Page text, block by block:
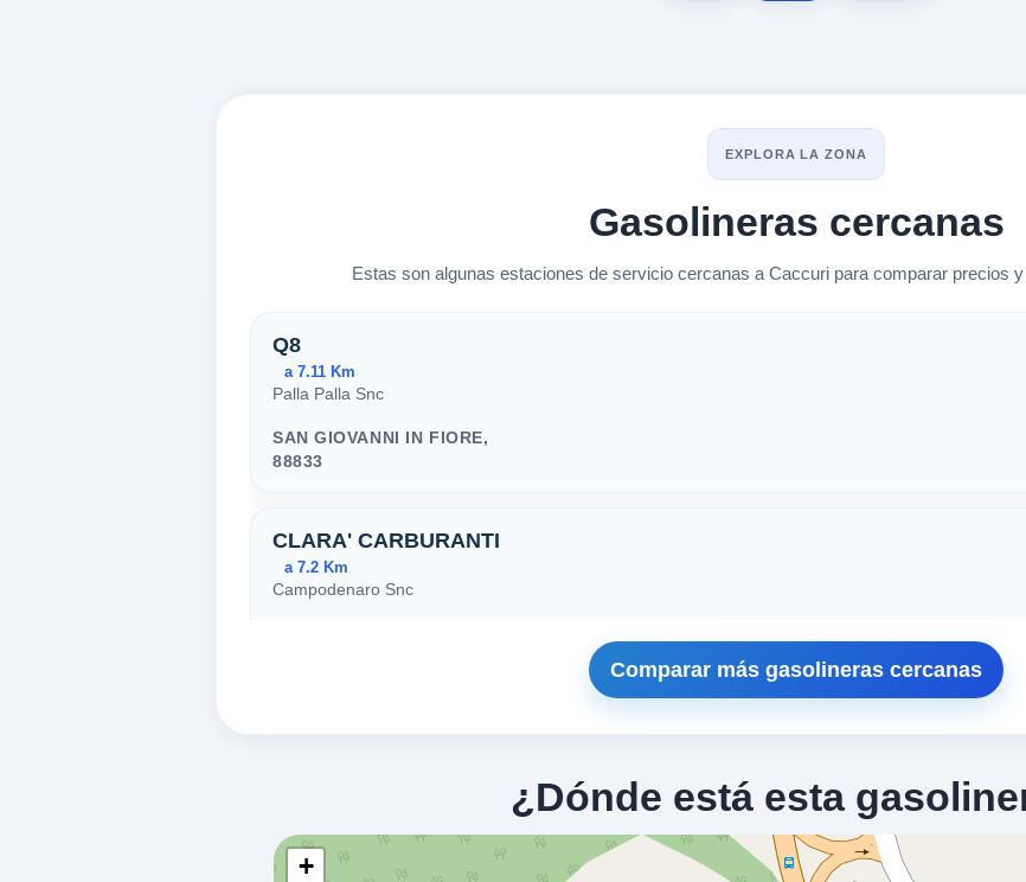
EXPLORA LA ZONA
Gasolineras cercanas
Estas son algunas estaciones de servicio cercanas a Caccuri para comparar precios
Estaciones cercanas en Caccuri
Q8
a 7.11 Km
Palla Palla Snc
SAN GIOVANNI IN FIORE,
88833
CLARA' CARBURANTI
a 7.2 Km
Campodenaro Snc
STAZIONE DI
88833
Comparar más gasolineras cercanas
¿Dónde está esta
+